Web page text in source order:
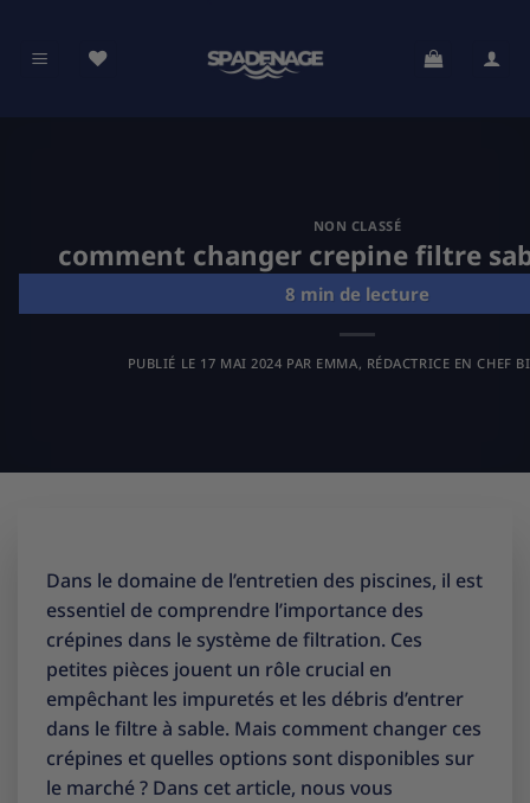
contenu
NON CLASSÉ
comment changer crepine filtre
PUBLIÉ LE 17 MAI 2024 PAR EMMA, RÉDACTRICE EN CHEF
Dans le domaine de l’entretien des piscines, il est
essentiel de comprendre l’importance des
crépines dans le système de filtration. Ces
petites pièces jouent un rôle crucial en
empêchant les impuretés et les débris d’entrer
dans le filtre à sable. Mais comment changer ces
crépines et quelles options sont disponibles sur
le marché ? Dans cet article, nous vous